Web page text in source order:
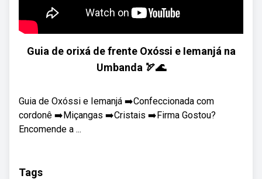
Guia de orixá de frente Oxóssi e Iemanjá na
Umbanda 🏹🌊
Guia de Oxóssi e Iemanjá ➡️Confeccionada com
cordonê ➡️Miçangas ➡️Cristais ➡️Firma Gostou?
Encomende a ...
Tags